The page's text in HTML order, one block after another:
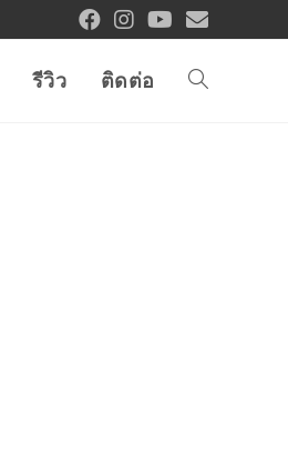
รีวิว ติดต่อ